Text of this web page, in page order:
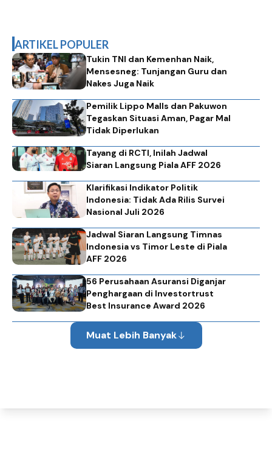
ARTIKEL POPULER
Tukin TNI dan Kemenhan Naik,
Mensesneg: Tunjangan Guru dan
Nakes Juga Naik
Pemilik Lippo Malls dan Pakuwon
Tegaskan Situasi Aman, Pagar Mal
Tidak Diperlukan
Tayang di RCTI, Inilah Jadwal
Siaran Langsung Piala AFF 2026
Klarifikasi Indikator Politik
Indonesia: Tidak Ada Rilis Survei
Nasional Juli 2026
Jadwal Siaran Langsung Timnas
Indonesia vs Timor Leste di Piala
AFF 2026
56 Perusahaan Asuransi Diganjar
Penghargaan di Investortrust
Best Insurance Award 2026
Muat Lebih Banyak